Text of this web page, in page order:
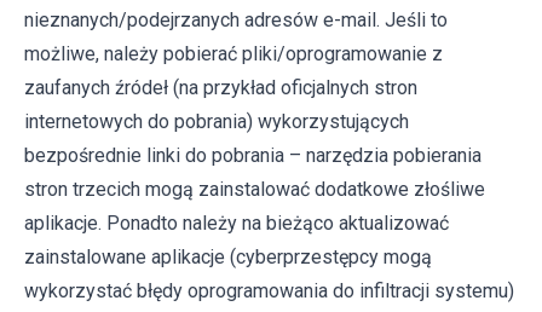
nieznanych/podejrzanych adresów e-mail. Jeśli to
możliwe, należy pobierać pliki/oprogramowanie z
zaufanych źródeł (na przykład oficjalnych stron
internetowych do pobrania) wykorzystujących
bezpośrednie linki do pobrania – narzędzia pobierania
stron trzecich mogą zainstalować dodatkowe złośliwe
aplikacje. Ponadto należy na bieżąco aktualizować
zainstalowane aplikacje (cyberprzestępcy mogą
wykorzystać błędy oprogramowania do infiltracji systemu)